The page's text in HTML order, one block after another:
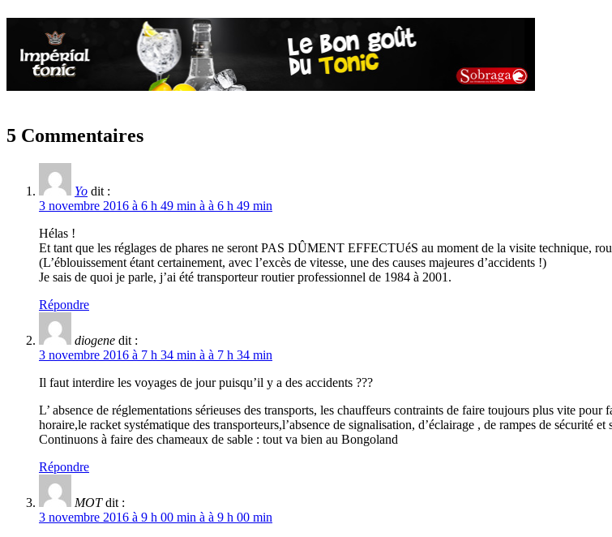
5 Commentaires
Yo dit :
3 novembre 2016 à 6 h 49 min à à 6 h 49 min
Hélas !
Et tant que les réglages de phares ne seront PAS DÛMENT EFFECTUéS au moment de la visite technique,
(L’éblouissement étant certainement, avec l’excès de vitesse, une des causes majeures d’accidents !)
Je sais de quoi je parle, j’ai été transporteur routier professionnel de 1984 à 2001.
Répondre
diogene dit :
3 novembre 2016 à 7 h 34 min à à 7 h 34 min
Il faut interdire les voyages de jour puisqu’il y a des accidents ???
L’ absence de réglementations sérieuses des transports, les chauffeurs contraints de faire toujours plus vite
horaire,le racket systématique des transporteurs,l’absence de signalisation, d’éclairage , de rampes de sécurité
Continuons à faire des chameaux de sable : tout va bien au Bongoland
Répondre
MOT dit :
3 novembre 2016 à 9 h 00 min à à 9 h 00 min